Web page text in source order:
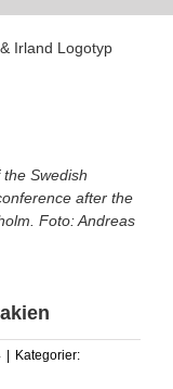
Swedish
after the
Foto: Andreas
Kategorier: